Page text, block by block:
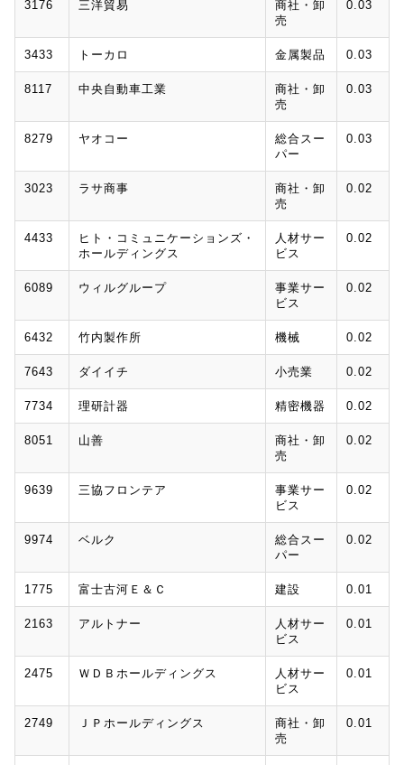
3176 三洋貿易
商社・卸
売
0.03
3433 トーカロ 金属製品 0.03
8117 中央自動車工業
商社・卸
売
0.03
8279 ヤオコー
総合スー
パー
0.03
3023 ラサ商事
商社・卸
売
0.02
4433
ヒト・コミュニケーションズ・
ホールディングス
人材サー
ビス
0.02
6089 ウィルグループ
事業サー
ビス
0.02
6432 竹内製作所 機械 0.02
7643 ダイイチ 小売業 0.02
7734 理研計器 精密機器 0.02
8051 山善
商社・卸
売
0.02
9639 三協フロンテア
事業サー
ビス
0.02
9974 ベルク
総合スー
パー
0.02
1775 富士古河Ｅ＆Ｃ 建設 0.01
2163 アルトナー
人材サー
ビス
0.01
2475 ＷＤＢホールディングス
人材サー
ビス
0.01
2749 ＪＰホールディングス
商社・卸
売
0.01